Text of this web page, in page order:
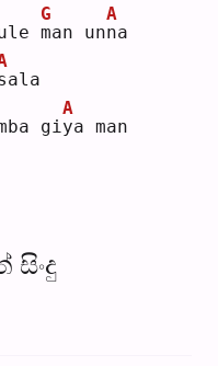
m
G
an unn
A
a
ala
gi y
A
a man